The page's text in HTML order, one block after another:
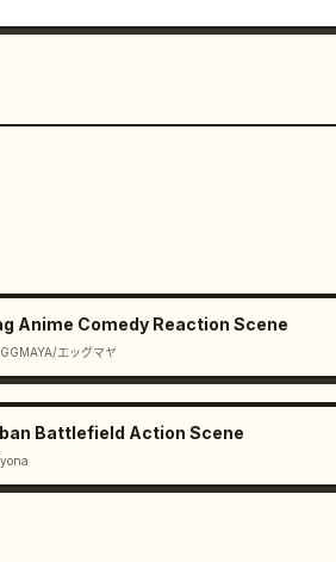
Anime Comedy Reaction Scene
エッグマヤ
Battlefield Action Scene